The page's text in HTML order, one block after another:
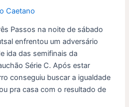
Caetano
Passos na noite de sábado
enfrentou um adversário
ida das semifinais da
Série C. Após estar
conseguiu buscar a igualdade
pra casa com o resultado de